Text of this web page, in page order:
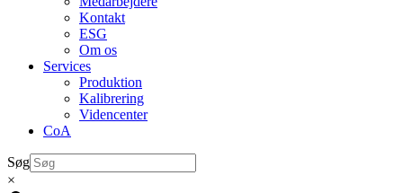
Kontakt
ESG
Om os
Services
Produktion
Kalibrering
Videncenter
CoA
Søg
×